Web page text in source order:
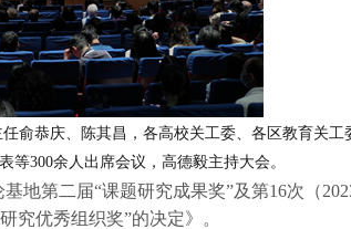
俞恭庆、陈其昌，各高校关工委、各区教育关工
300余人出席会议，高德毅主持大会。
地第二届“课题研究成果奖”及第16次（
究优秀组织奖”的决定》。